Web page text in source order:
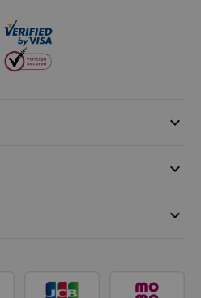
keyboard_arrow_down
keyboard_arrow_down
keyboard_arrow_down